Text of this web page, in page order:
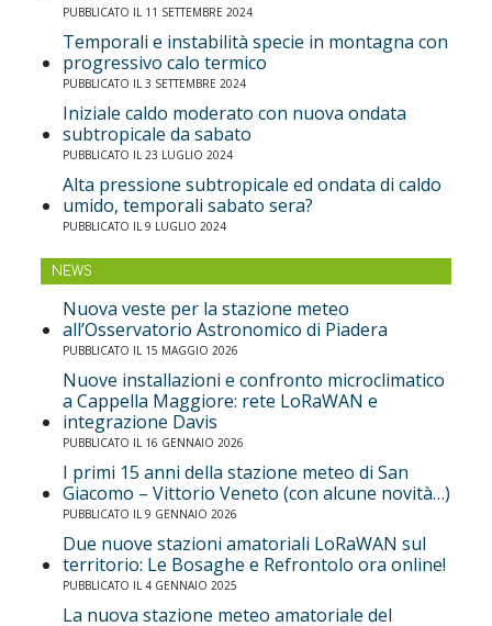
PUBBLICATO IL 11 SETTEMBRE 2024
Temporali e instabilità specie in montagna con
progressivo calo termico
PUBBLICATO IL 3 SETTEMBRE 2024
Iniziale caldo moderato con nuova ondata
subtropicale da sabato
PUBBLICATO IL 23 LUGLIO 2024
Alta pressione subtropicale ed ondata di caldo
umido, temporali sabato sera?
PUBBLICATO IL 9 LUGLIO 2024
NEWS
Nuova veste per la stazione meteo
all’Osservatorio Astronomico di Piadera
PUBBLICATO IL 15 MAGGIO 2026
Nuove installazioni e confronto microclimatico
a Cappella Maggiore: rete LoRaWAN e
integrazione Davis
PUBBLICATO IL 16 GENNAIO 2026
I primi 15 anni della stazione meteo di San
Giacomo – Vittorio Veneto (con alcune novità…)
PUBBLICATO IL 9 GENNAIO 2026
Due nuove stazioni amatoriali LoRaWAN sul
territorio: Le Bosaghe e Refrontolo ora online!
PUBBLICATO IL 4 GENNAIO 2025
La nuova stazione meteo amatoriale del